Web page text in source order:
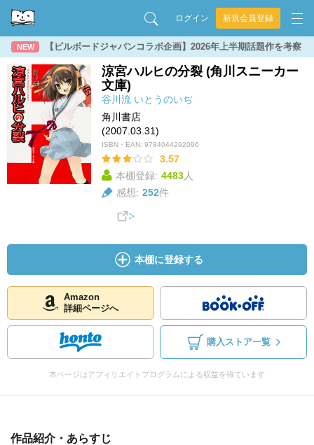
ログイン 新規会員登録
NEW 【ビルボードジャパンコラボ企画】2026年上半期話題作を考察
涼宮ハルヒの分裂 (角川スニーカー
文庫)
谷川流 いとうのいぢ
角川書店
(2007.03.31)
ISBN・EAN: 9784044292096
3.57
本棚登録: 4483人
感想: 252件
本棚に登録する
Amazon
詳細ページへ
購入ストア一覧
本ページはアフィリエイトプログラムによる収益を得ています
作品紹介・あらすじ